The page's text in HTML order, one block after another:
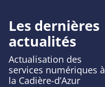
Les dernières
actualités
Actualisation des
services numériques à
la Cadière-d’Azur